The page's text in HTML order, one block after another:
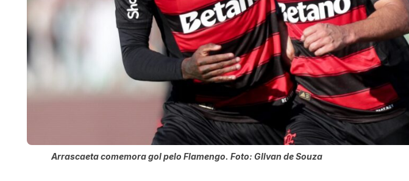
Arrascaeta comemora gol pelo Flamengo. Foto: GIlvan de Souza